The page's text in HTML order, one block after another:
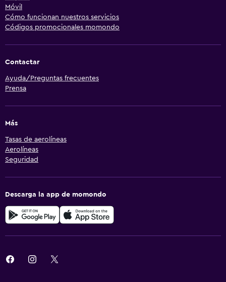
Móvil
Cómo funcionan nuestros servicios
Códigos promocionales momondo
Contactar
Ayuda/Preguntas frecuentes
Prensa
Más
Tasas de aerolíneas
Aerolíneas
Seguridad
Descarga la app de momondo